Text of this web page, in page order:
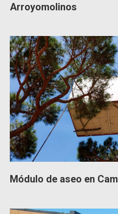
Arroyomolinos
Módulo de aseo en